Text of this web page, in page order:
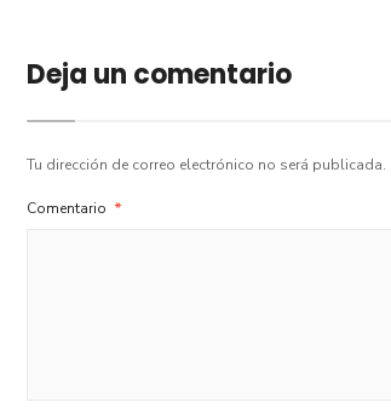
Deja un comentario
Tu dirección de correo electrónico no será publicada.
Comentario *